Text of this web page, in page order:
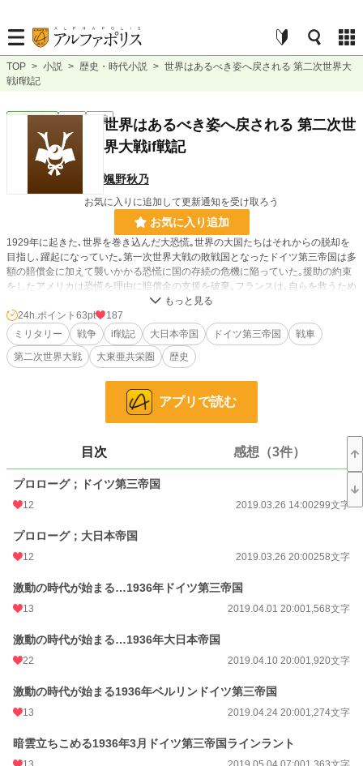
TOP > 小説 > 歴史・時代小説 > 世界はあるべき姿へ戻される 第二次世界大
戦if戦記
歴史・時代 完結 長編世界はあるべき姿へ戻される 第二次世
界大戦if戦記
颯野秋乃
お気に入りに追加して更新通知を受け取ろう
お気に入り追加
1929年に起きた､世界を巻き込んだ大恐慌｡世界の大国たちはそれからの脱却を
目指し､躍起になっていた｡第一次世界大戦の敗戦国となったドイツ第三帝国は多
額の賠償金に加えて襲いかかる恐慌に国の存続の危機に陥っていた｡援助の約束
をしたアメリカは恐慌を理由に賠償金の支援を破棄｡フランスは､自らを救うため
に支払いの延期は認めない姿勢を貫く｡
ドイツ第三帝国は自らの存続のために､世界に隠しながら軍備の拡張に奔走する
ことになる｡
その解決法として提案された大東亜共栄圏｡東南アジア諸国及び中国を含めた大
この小説は､ドイツ第三帝国と大日本帝国の2視点で進んでいく｡現代では有り得
なかった様々なイフが含まれる｡それを楽しんで貰えたらと思う。
またこの小説はいかなる思想を賛美､賞賛するものでは無い｡
この小説は現代とは似て非なるもの｡登場人物は史実には沿わないので悪しから
【重要】
小説
歴史・時代 123 位 / 3,218 件
お気に入り
24h.ポイント 63 pt
24h.ポイント 63pt
187
ミリタリー
戦争 if戦記 大日本帝国 ドイツ第三帝国
戦車
第二次世界大戦
大東亜共栄圏 歴史
アプリで読む
目次 感想（3件）
プロローグ；ドイツ第三帝国
12 2019.03.26 14:00299文字
プロローグ；大日本帝国
12 2019.03.26 20:00258文字
激動の時代が始まる…1936年ドイツ第三帝国
13 2019.04.01 20:001,568文字
激動の時代が始まる…1936年大日本帝国
22 2019.04.10 20:001,920文字
激動の時代が始まる1936年ベルリンドイツ第三帝国
13 2019.04.24 20:001,274文字
暗雲立ちこめる1936年3月ドイツ第三帝国ラインラント